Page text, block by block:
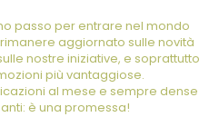
passo per entrare nel mondo
aggiornato sulle novità
nostre iniziative, e soprattutto
più vantaggiose.
al mese e sempre dense
è una promessa!